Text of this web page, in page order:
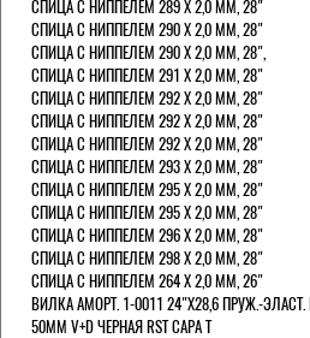
СПИЦА С НИППЕЛЕМ 289 Х 2,0 ММ, 28"
СПИЦА С НИППЕЛЕМ 290 Х 2,0 ММ, 28"
СПИЦА С НИППЕЛЕМ 290 Х 2,0 ММ, 28",
СПИЦА С НИППЕЛЕМ 291 Х 2,0 ММ, 28"
СПИЦА С НИППЕЛЕМ 292 Х 2,0 ММ, 28"
СПИЦА С НИППЕЛЕМ 292 Х 2,0 ММ, 28"
СПИЦА С НИППЕЛЕМ 292 Х 2,0 ММ, 28"
СПИЦА С НИППЕЛЕМ 293 Х 2,0 ММ, 28"
СПИЦА С НИППЕЛЕМ 295 Х 2,0 ММ, 28"
СПИЦА С НИППЕЛЕМ 295 Х 2,0 ММ, 28"
СПИЦА С НИППЕЛЕМ 296 Х 2,0 ММ, 28"
СПИЦА С НИППЕЛЕМ 298 Х 2,0 ММ, 28"
СПИЦА С НИППЕЛЕМ 264 Х 2,0 ММ, 26"
ВИЛКА АМОРТ. 1-0011 24"Х28,6 ПРУЖ.-ЭЛАСТ.
50ММ V+D ЧЕРНАЯ RST CAPA Т